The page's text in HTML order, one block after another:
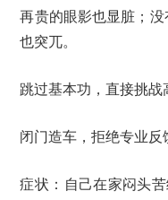
再贵的眼影也显脏；
也突兀。
跳过基本功，直接挑战
闭门造车，拒绝专业反
症状：自己在家闷头